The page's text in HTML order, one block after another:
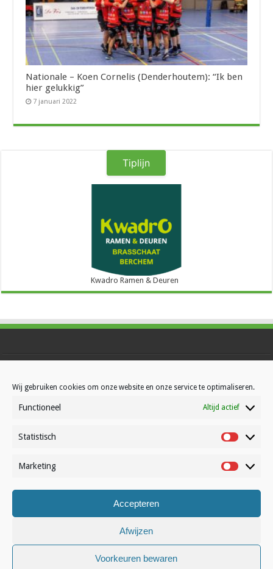
Wij gebruiken cookies om onze website en onze service te optimaliseren.
Functioneel Altijd actief
Statistisch Statistisch
Marketing
Accepteren
Afwijzen
Voorkeuren bewaren
Nationale – Koen Cornelis (Denderhoutem): “Ik ben
hier gelukkig”
7 januari 2022
Tiplijn
Kwadro Ramen & Deuren
Over Volleynews
Abonneer nu